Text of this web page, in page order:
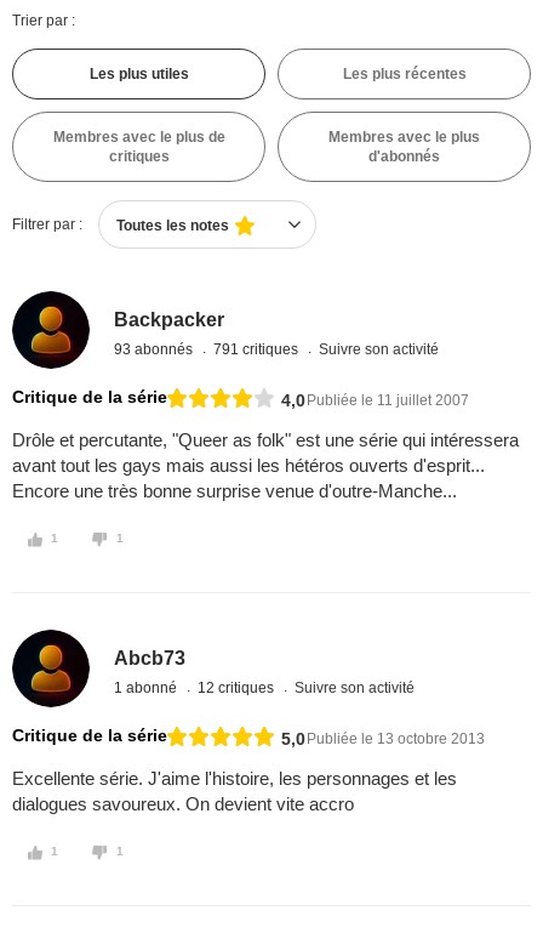
Trier par :
Les plus utiles Les plus récentes
Membres avec le plus de
critiques
Membres avec le plus
d'abonnés
Filtrer par : Toutes les notes
Backpacker
93 abonnés 791 critiques Suivre son activité
Critique de la série 4,0Publiée le 11 juillet 2007
Drôle et percutante, "Queer as folk" est une série qui intéressera
avant tout les gays mais aussi les hétéros ouverts d'esprit...
Encore une très bonne surprise venue d'outre-Manche...
1 1
Abcb73
1 abonné 12 critiques Suivre son activité
Critique de la série 5,0Publiée le 13 octobre 2013
Excellente série. J'aime l'histoire, les personnages et les
dialogues savoureux. On devient vite accro
1 1